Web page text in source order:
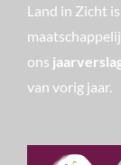
Land in Zicht
ons
van vorig jaar.